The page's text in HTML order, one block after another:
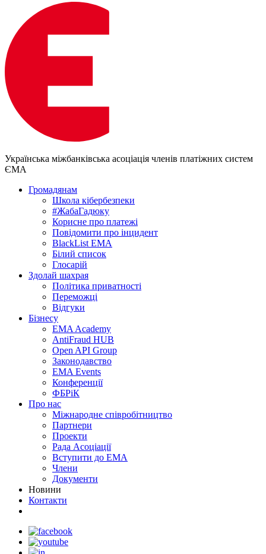
Українська міжбанківська асоціація членів платіжних систем
ЄМА
Громадянам
Школа кібербезпеки
#ЖабаГадюку
Корисне про платежі
Повідомити про інцидент
BlackList EMA
Білий список
Глосарій
Здолай шахрая
Політика приватності
Переможцi
Відгуки
Бізнесу
EMA Academy
AntiFraud HUB
Open API Group
Законодавство
EMA Events
Конференції
ФБРіК
Про нас
Міжнародне співробітництво
Партнери
Проекти
Рада Асоціації
Вступити до ЕМА
Члени
Документи
Новини
Контакти